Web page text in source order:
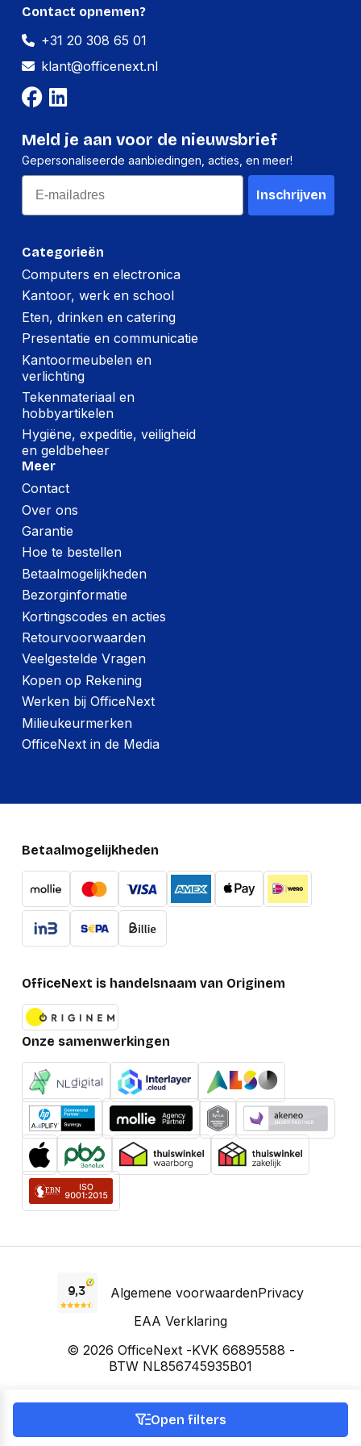
Open filters
Categorieën
Computers en electronica
Kantoor, werk en school
Eten, drinken en catering
Presentatie en communicatie
Kantoormeubelen en
verlichting
Tekenmateriaal en
hobbyartikelen
Hygiëne, expeditie, veiligheid
en geldbeheer
Meer
Contact
Over ons
Garantie
Hoe te bestellen
Betaalmogelijkheden
Bezorginformatie
Kortingscodes en acties
Retourvoorwaarden
Veelgestelde Vragen
Kopen op Rekening
Werken bij OfficeNext
Milieukeurmerken
OfficeNext in de Media
Contact opnemen?
+31 20 308 65 01
klant@officenext.nl
Meld je aan voor de nieuwsbrief
Gepersonaliseerde aanbiedingen, acties, en meer!
Email
Inschrijven
Betaalmogelijkheden
OfficeNext is handelsnaam van Originem
Onze samenwerkingen
Algemene voorwaardenPrivacy
EAA Verklaring
© 2026 OfficeNext -KVK 66895588 -
BTW NL856745935B01
Prijzen incl. BTW, voor zakelijke klanten excl. BTW. Prijzen kunnen
wijzigen.